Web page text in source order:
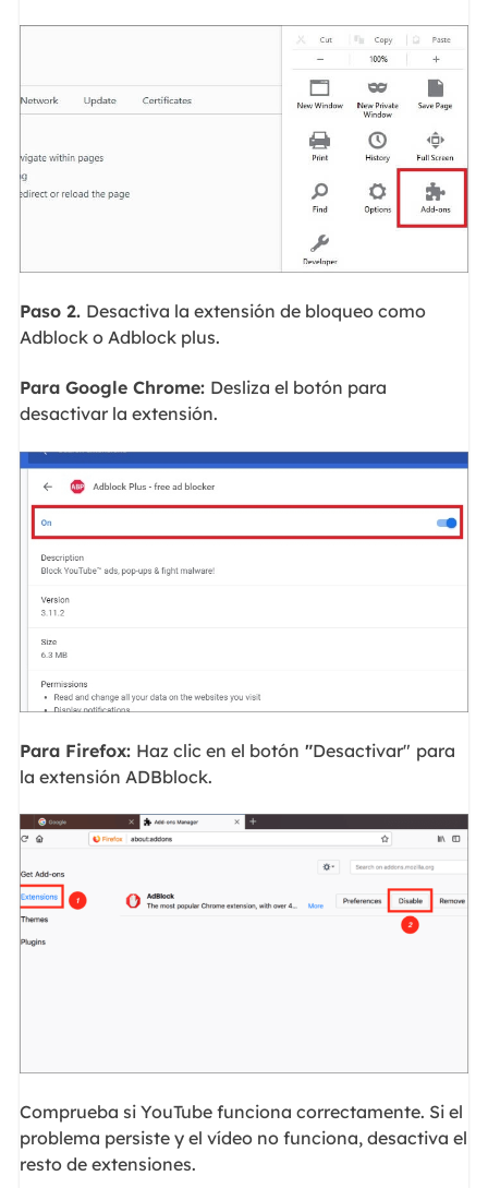
Paso 2. Desactiva la extensión de bloqueo como
Adblock o Adblock plus.
Para Google Chrome: Desliza el botón para
desactivar la extensión.
Para Firefox: Haz clic en el botón "Desactivar" para
la extensión ADBblock.
Comprueba si YouTube funciona correctamente. Si el
problema persiste y el vídeo no funciona, desactiva el
resto de extensiones.